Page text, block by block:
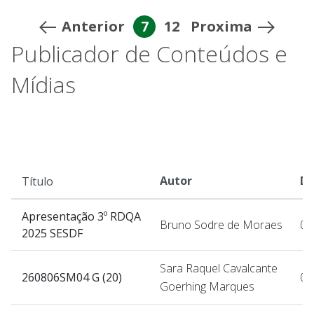
Anterior 7 12 Proxima
Publicador de Conteúdos e
Mídias
Título Autor
Apresentação 3º RDQA
2025 SESDF
Bruno Sodre de Moraes
260806SM04 G (20)
Sara Raquel Cavalcante
Goerhing Marques